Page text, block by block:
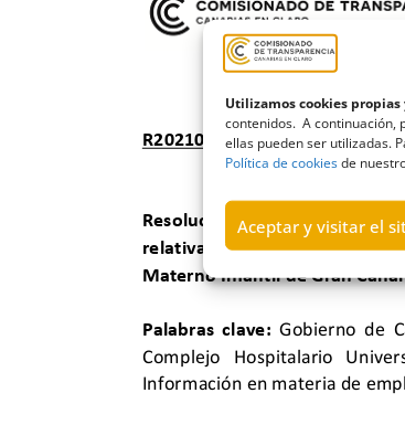
Utilizamos cookies propias
contenidos. A continuación,
ellas pueden ser utilizadas.
Política de cookiesde
Aceptar y visitar el